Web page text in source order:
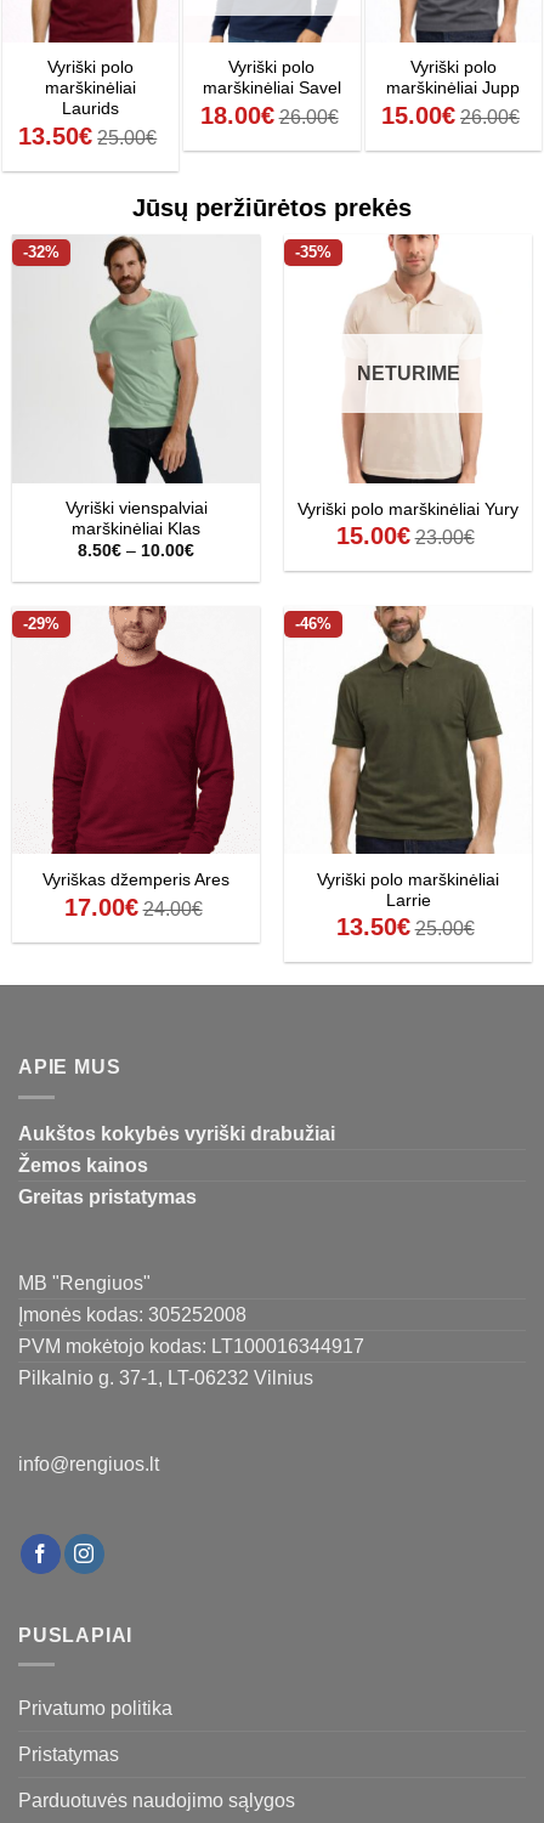
Vyriški polo
marškinėliai
Laurids
13.50€ 25.00€
Vyriški polo
marškinėliai Savel
18.00€ 26.00€
Vyriški polo
marškinėliai Jupp
15.00€ 26.00€
Jūsų peržiūrėtos prekės
-32%
Vyriški vienspalviai
marškinėliai Klas
8.50€ – 10.00€Price
8.50€
-35%
NETURIME
Vyriški polo marškinėliai Yury
15.00€ 23.00€
-29%
Vyriškas džemperis Ares
17.00€ 24.00€
-46%
Vyriški polo marškinėliai
Larrie
13.50€ 25.00€
APIE MUS
Aukštos kokybės vyriški drabužiai
Žemos kainos
Greitas pristatymas
MB "Rengiuos"
Įmonės kodas: 305252008
PVM mokėtojo kodas: LT100016344917
Pilkalnio g. 37-1, LT-06232 Vilnius
info@rengiuos.lt
PUSLAPIAI
Privatumo politika
Pristatymas
Parduotuvės naudojimo sąlygos